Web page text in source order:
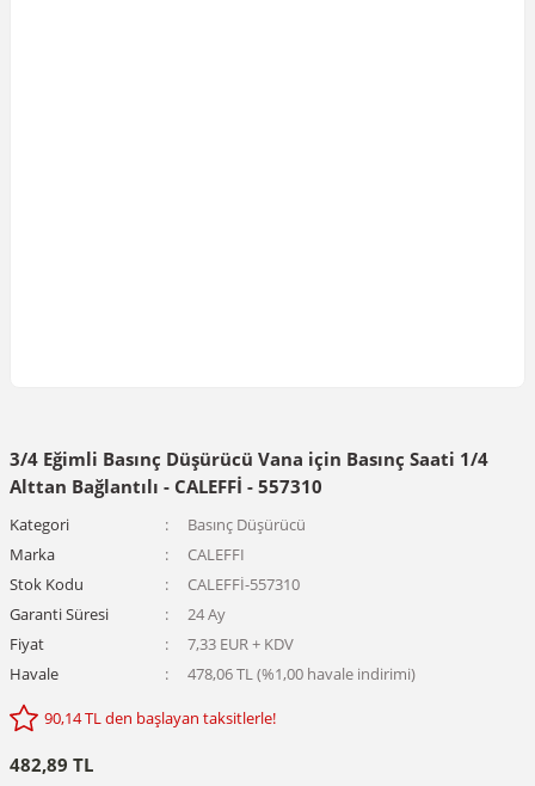
3/4 Eğimli Basınç Düşürücü Vana için Basınç Saati 1/4
Alttan Bağlantılı - CALEFFİ - 557310
Kategori
Basınç Düşürücü
Marka
CALEFFI
Stok Kodu
CALEFFİ-557310
Garanti Süresi
24 Ay
Fiyat
7,33 EUR + KDV
Havale
478,06 TL (%1,00 havale indirimi)
90,14 TL den başlayan taksitlerle!
482,89 TL